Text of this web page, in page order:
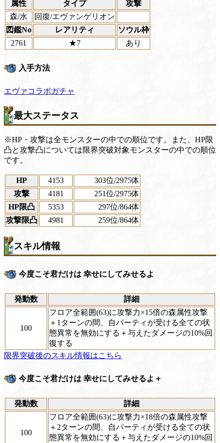
属性 タイプ
攻撃
森/水
回復/エヴァンゲリオン
図鑑No
レアリティ
ソウル枠
2761
★7 あり
入手方法
エヴァコラボガチャ
最大ステータス
※HP・攻撃は全モンスターの中での順位です。また、HP限
凸と攻撃凸については限界突破対象モンスターの中での順位
です。
HP 4153 303位/2975体
攻撃
4181 251位/2975体
HP限凸
5353 297位/864体
攻撃限凸
4981 259位/864体
スキル情報
今度こそ君だけは 幸せにしてみせるよ
発動数 詳細
100
フロア全範囲(63)に攻撃力×15倍の森属性攻撃
＋1ターンの間、自パーティが受ける全ての状
態異常を無効にする＋与えたダメージの10%回
復する
限界突破後のスキル情報はこちら
今度こそ君だけは 幸せにしてみせるよ＋
発動数 詳細
100
フロア全範囲(63)に攻撃力×18倍の森属性攻撃
＋2ターンの間、自パーティが受ける全ての状
態異常を無効にする＋与えたダメージの10%回